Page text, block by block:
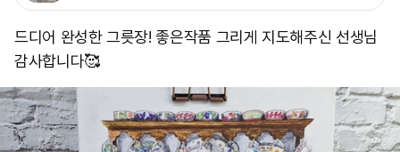
드디어 완성한 그릇장! 좋은작품 그리게 지도해주신 선생님
감사합니다🥰